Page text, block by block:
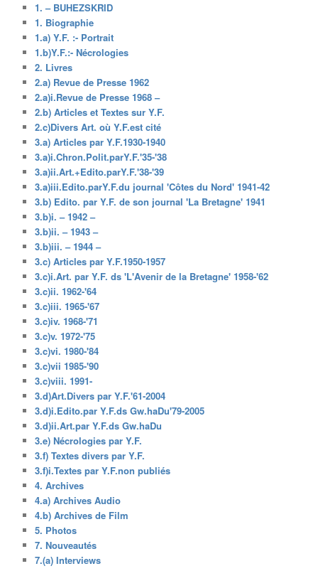
1. – BUHEZSKRID
1. Biographie
1.a) Y.F. :- Portrait
1.b)Y.F.:- Nécrologies
2. Livres
2.a) Revue de Presse 1962
2.a)i.Revue de Presse 1968 –
2.b) Articles et Textes sur Y.F.
2.c)Divers Art. où Y.F.est cité
3.a) Articles par Y.F.1930-1940
3.a)i.Chron.Polit.parY.F.'35-'38
3.a)ii.Art.+Edito.parY.F.'38-'39
3.a)iii.Edito.parY.F.du journal 'Côtes du Nord' 1941-42
3.b) Edito. par Y.F. de son journal 'La Bretagne' 1941
3.b)i. – 1942 –
3.b)ii. – 1943 –
3.b)iii. – 1944 –
3.c) Articles par Y.F.1950-1957
3.c)i.Art. par Y.F. ds 'L'Avenir de la Bretagne' 1958-'62
3.c)ii. 1962-'64
3.c)iii. 1965-'67
3.c)iv. 1968-'71
3.c)v. 1972-'75
3.c)vi. 1980-'84
3.c)vii 1985-'90
3.c)viii. 1991-
3.d)Art.Divers par Y.F.'61-2004
3.d)i.Edito.par Y.F.ds Gw.haDu'79-2005
3.d)ii.Art.par Y.F.ds Gw.haDu
3.e) Nécrologies par Y.F.
3.f) Textes divers par Y.F.
3.f)i.Textes par Y.F.non publiés
4. Archives
4.a) Archives Audio
4.b) Archives de Film
5. Photos
7. Nouveautés
7.(a) Interviews